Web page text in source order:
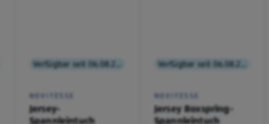
NOVITESSE
Jersey-
Spannleintuch
NOVITESSE
Jersey Boxspring-
Spannleintuch